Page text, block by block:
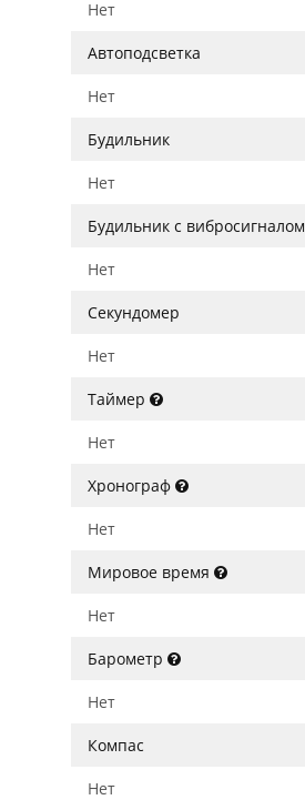
Нет
Автоподсветка
Нет
Будильник
Нет
Будильник с вибросигналом
Нет
Секундомер
Нет
Таймер
Нет
Хронограф
Нет
Мировое время
Нет
Барометр
Нет
Компас
Нет